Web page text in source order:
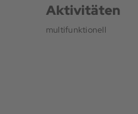
Aktivitäten
multifunktionell